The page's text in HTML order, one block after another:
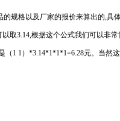
规格以及厂家的报价来算出的,具体
取3.14,根据这个公式我们可以非
1 1）*3.14*1*1*1=6.28元。当然